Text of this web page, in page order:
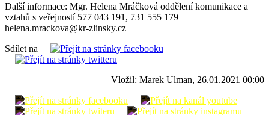
Další informace: Mgr. Helena Mráčková oddělení komunikace a
vztahů s veřejností 577 043 191, 731 555 179
helena.mrackova@kr-zlinsky.cz
Sdílet na
Vložil: Marek Ulman, 26.01.2021 00:00